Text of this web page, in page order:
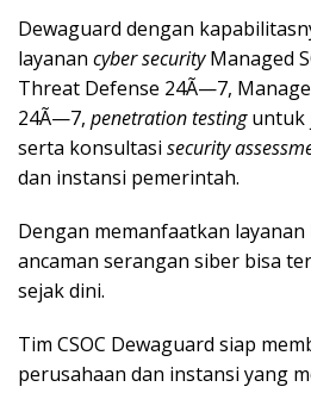
Dewaguard dengan
layanan cyber securityManaged
Threat Defense 24Ã—7,
24Ã—7, penetration testinguntuk
serta konsultasi security
dan instansi pemerintah.
Dengan memanfaatkan
ancaman serangan siber bisa
sejak dini.
Tim CSOC Dewaguard siap
perusahaan dan instansi yang